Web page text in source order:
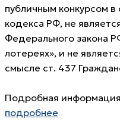
публичным конкурсом в
кодекса РФ, не
Федерального закона
лотереях», и не
смысле ст. 437
Подробная
подробнее